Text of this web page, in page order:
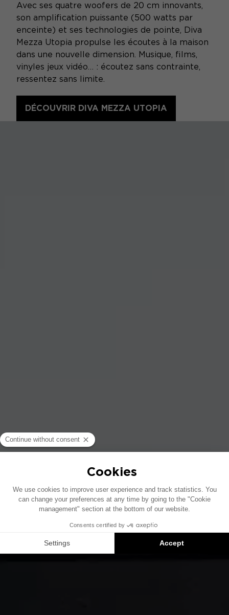
Avec ses quatre woofers de 20 cm innovants,
son amplification puissante (500 watts par
enceinte) et ses technologies de pointe, Diva
Mezza Utopia propulse les écoutes à la maison
dans une nouvelle dimension. Musique, films,
vinyles jeux vidéo… : écoutez sans contrainte,
ressentez sans limite.
DÉCOUVRIR DIVA MEZZA UTOPIA